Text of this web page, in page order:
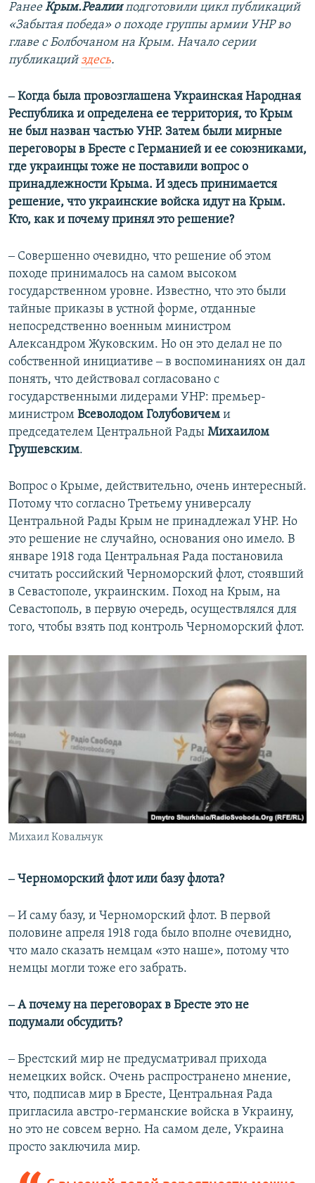
РанееКрым.Реалииподготовили цикл публикаций
«Забытая победа» о походе группы армии УНР во
главе с Болбочаном на Крым. Начало серии
публикацийздесь.
‒ Когда была провозглашена Украинская Народная
Республика и определена ее территория, то Крым
не был назван частью УНР. Затем были мирные
переговоры в Бресте с Германией и ее союзниками,
где украинцы тоже не поставили вопрос о
принадлежности Крыма. И здесь принимается
решение, что украинские войска идут на Крым.
Кто, как и почему принял это решение?
‒ Совершенно очевидно, что решение об этом
походе принималось на самом высоком
государственном уровне. Известно, что это были
тайные приказы в устной форме, отданные
непосредственно военным министром
Александром Жуковским. Но он это делал не по
собственной инициативе ‒ в воспоминаниях он дал
понять, что действовал согласовано с
государственными лидерами УНР: премьер-
министром Всеволодом Голубовичем и
председателем Центральной Рады Михаилом
Грушевским.
Вопрос о Крыме, действительно, очень интересный.
Потому что согласно Третьему универсалу
Центральной Рады Крым не принадлежал УНР. Но
это решение не случайно, основания оно имело. В
январе 1918 года Центральная Рада постановила
считать российский Черноморский флот, стоявший
в Севастополе, украинским. Поход на Крым, на
Севастополь, в первую очередь, осуществлялся для
того, чтобы взять под контроль Черноморский флот.
Михаил Ковальчук
‒ Черноморский флот или базу флота?
‒ И саму базу, и Черноморский флот. В первой
половине апреля 1918 года было вполне очевидно,
что мало сказать немцам «это наше», потому что
немцы могли тоже его забрать.
‒ А почему на переговорах в Бресте это не
подумали обсудить?
‒ Брестский мир не предусматривал прихода
немецких войск. Очень распространено мнение,
что, подписав мир в Бресте, Центральная Рада
пригласила австро-германские войска в Украину,
но это не совсем верно. На самом деле, Украина
просто заключила мир.